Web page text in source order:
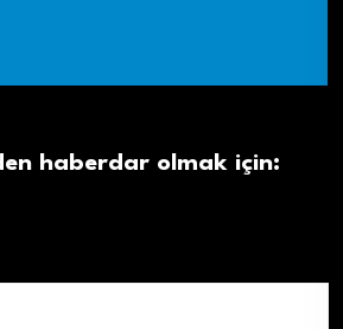
haberdar olmak için: